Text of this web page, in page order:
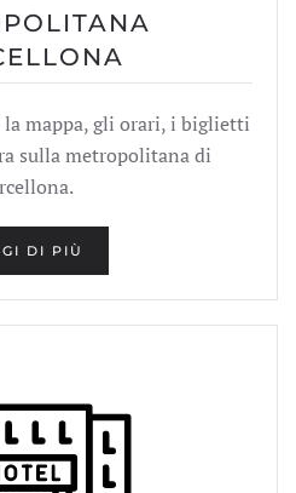
mappa, gli orari, i biglietti
sulla metropolitana di
DI PIÙ